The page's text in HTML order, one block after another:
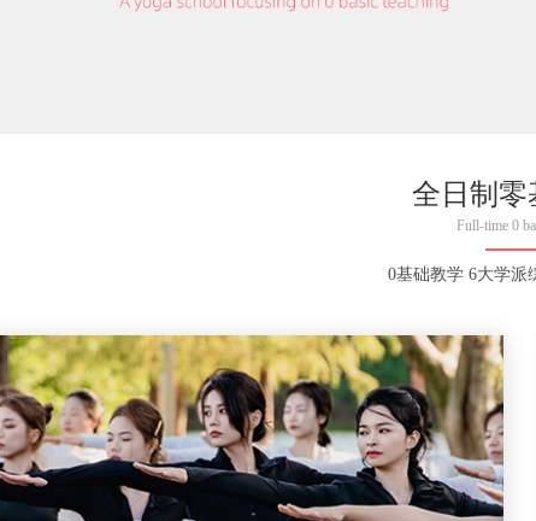
全日制
Full-time 0
0基础教学 6大学派